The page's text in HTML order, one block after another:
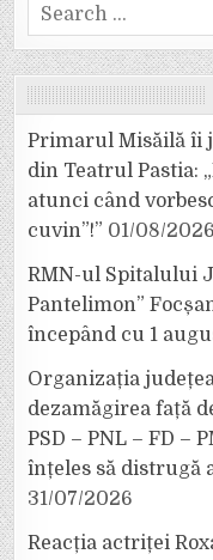
Search
for:
Primarul Misăilă îi
din Teatrul Pastia:
atunci când
cuvin”!” 01/08/2026
RMN-ul Spitalului
Pantelimon”
începând cu 1
Organizația
dezamăgirea față
PSD – PNL – FD –
înțeles să distrugă
31/07/2026
Reacția actriței